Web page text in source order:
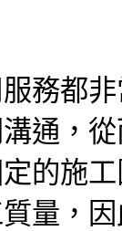
務都
通，
的施
量，